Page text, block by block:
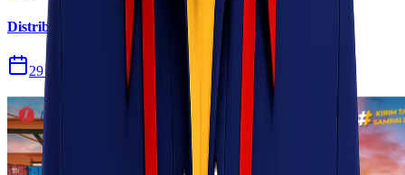
Distribusi Pengiriman Rokok Elektronik atau Vape
29 Jul 2026